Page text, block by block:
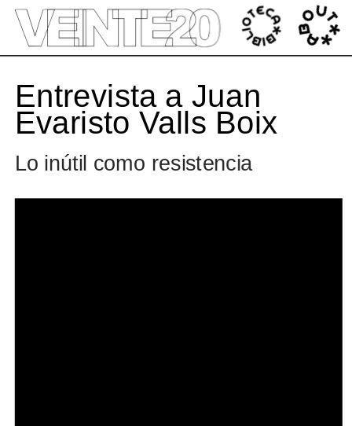
Entrevista a Juan
Evaristo Valls Boix
Lo inútil como resistencia